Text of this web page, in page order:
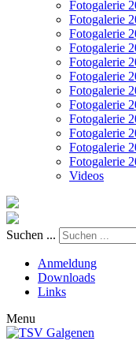
Fotogalerie
Fotogalerie
Fotogalerie
Fotogalerie
Fotogalerie
Fotogalerie
Fotogalerie
Fotogalerie
Fotogalerie
Fotogalerie
Fotogalerie
Fotogalerie
Videos
Suchen ...
Anmeldung
Downloads
Links
Menu